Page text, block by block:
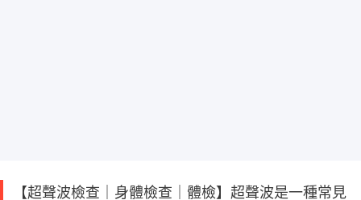
【超聲波檢查｜身體檢查｜體檢】超聲波是一種常見